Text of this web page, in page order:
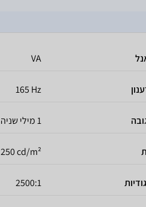
VA
165 Hz
1 מילי שניה
250 cd/m²
2500:1